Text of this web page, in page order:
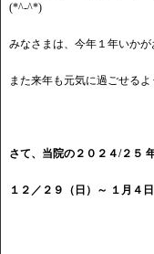
(*^-^*)
みなさまは、今年１年いか
また来年も元気に過ごせる
さて、当院の２０２４/２５
１２／２９（日）～ １月４